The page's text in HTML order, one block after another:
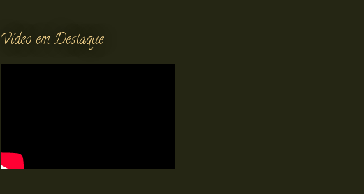
Vídeo em Destaque